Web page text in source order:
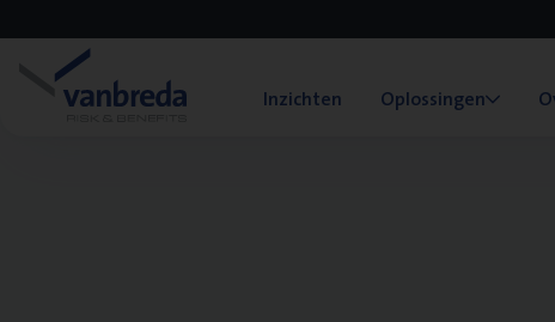
Inzichten Oplossingen